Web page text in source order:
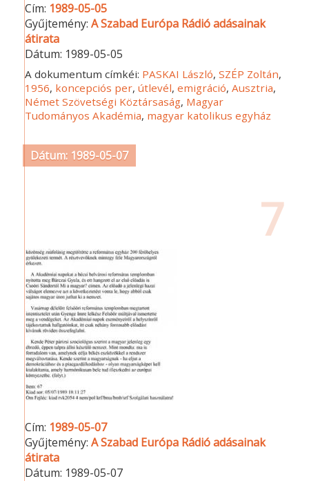
Cím: 1989-05-05
Gyűjtemény:A Szabad Európa Rádió adásainak
átirata
Dátum: 1989-05-05
A dokumentum címkéi: PASKAI László,SZÉP Zoltán,
1956, koncepciós per,útlevél,emigráció,Ausztria,
Német Szövetségi Köztársaság, Magyar
Tudományos Akadémia, magyar katolikus egyház
Dátum: 1989-05-07
7
Cím: 1989-05-07
Gyűjtemény:A Szabad Európa Rádió adásainak
átirata
Dátum: 1989-05-07